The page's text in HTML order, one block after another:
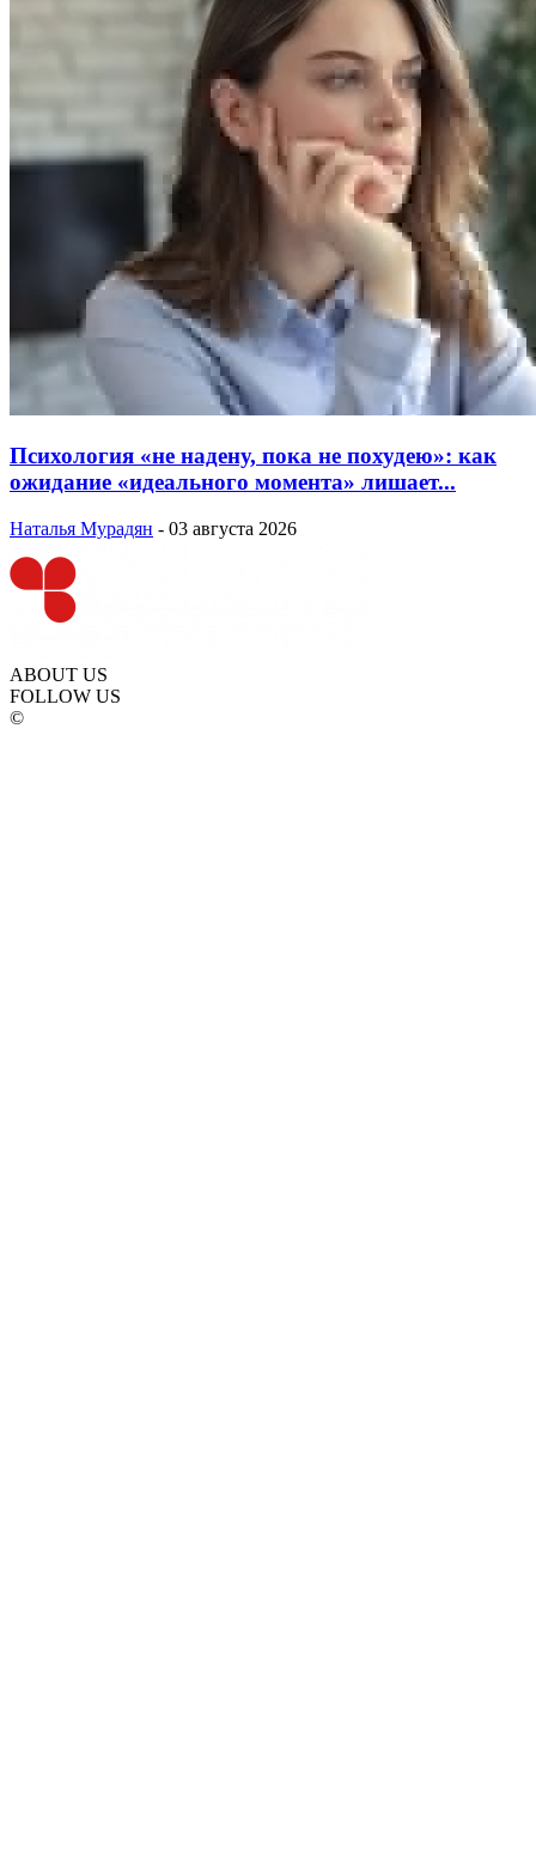
Психология «не надену, пока не похудею»: как
ожидание «идеального момента» лишает...
Наталья Мурадян - 03 августа 2026
ABOUT US
FOLLOW US
©